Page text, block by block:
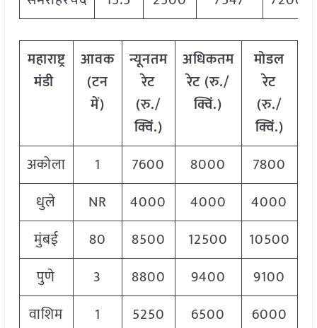
महाराष्ट्र
मंडी
आवक
(टन
में)
न्यूनतम
रेट
(रु./
क्विं.)
अधिकतम
रेट (रु./
क्विं.)
मोडल
रेट
(रु./
क्विं.)
अकोला
1 7600 8000
7800
धुले
NR 4000 4000
4000
मुंबई
80 8500 12500
10500
पुणे
3 8800 9400
9100
वाशिम
1 5250 6500 6000